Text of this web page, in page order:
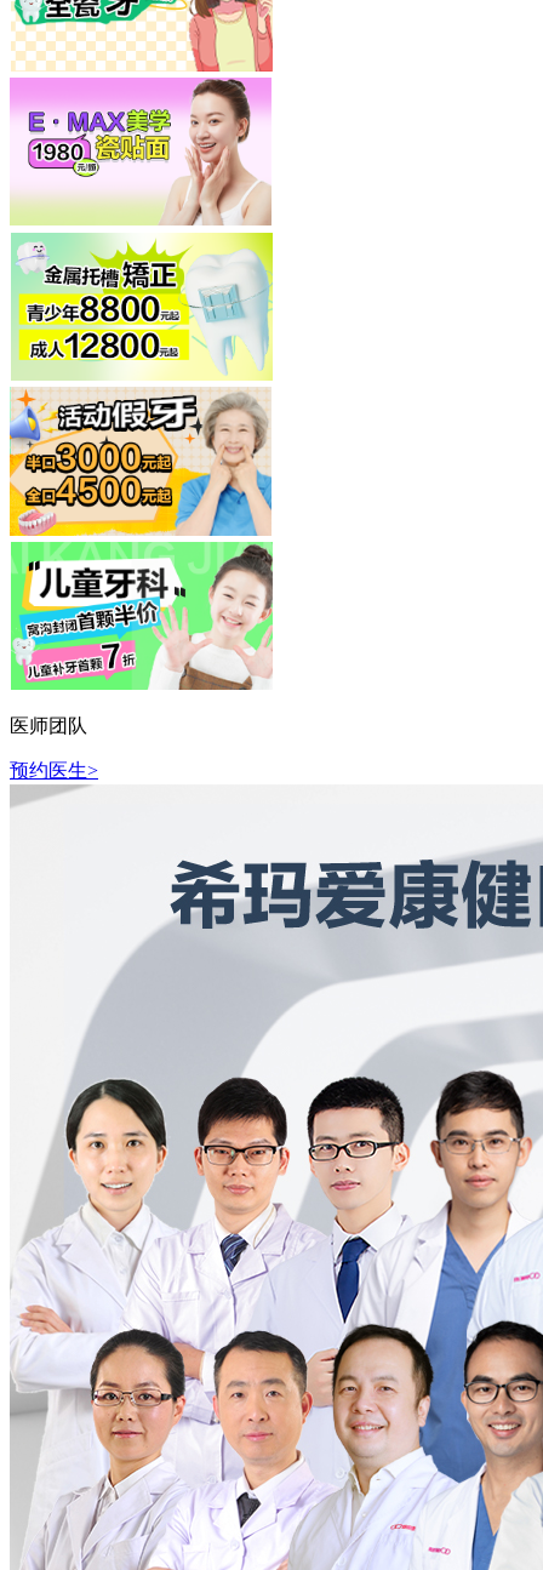
医师团队
预约医生>